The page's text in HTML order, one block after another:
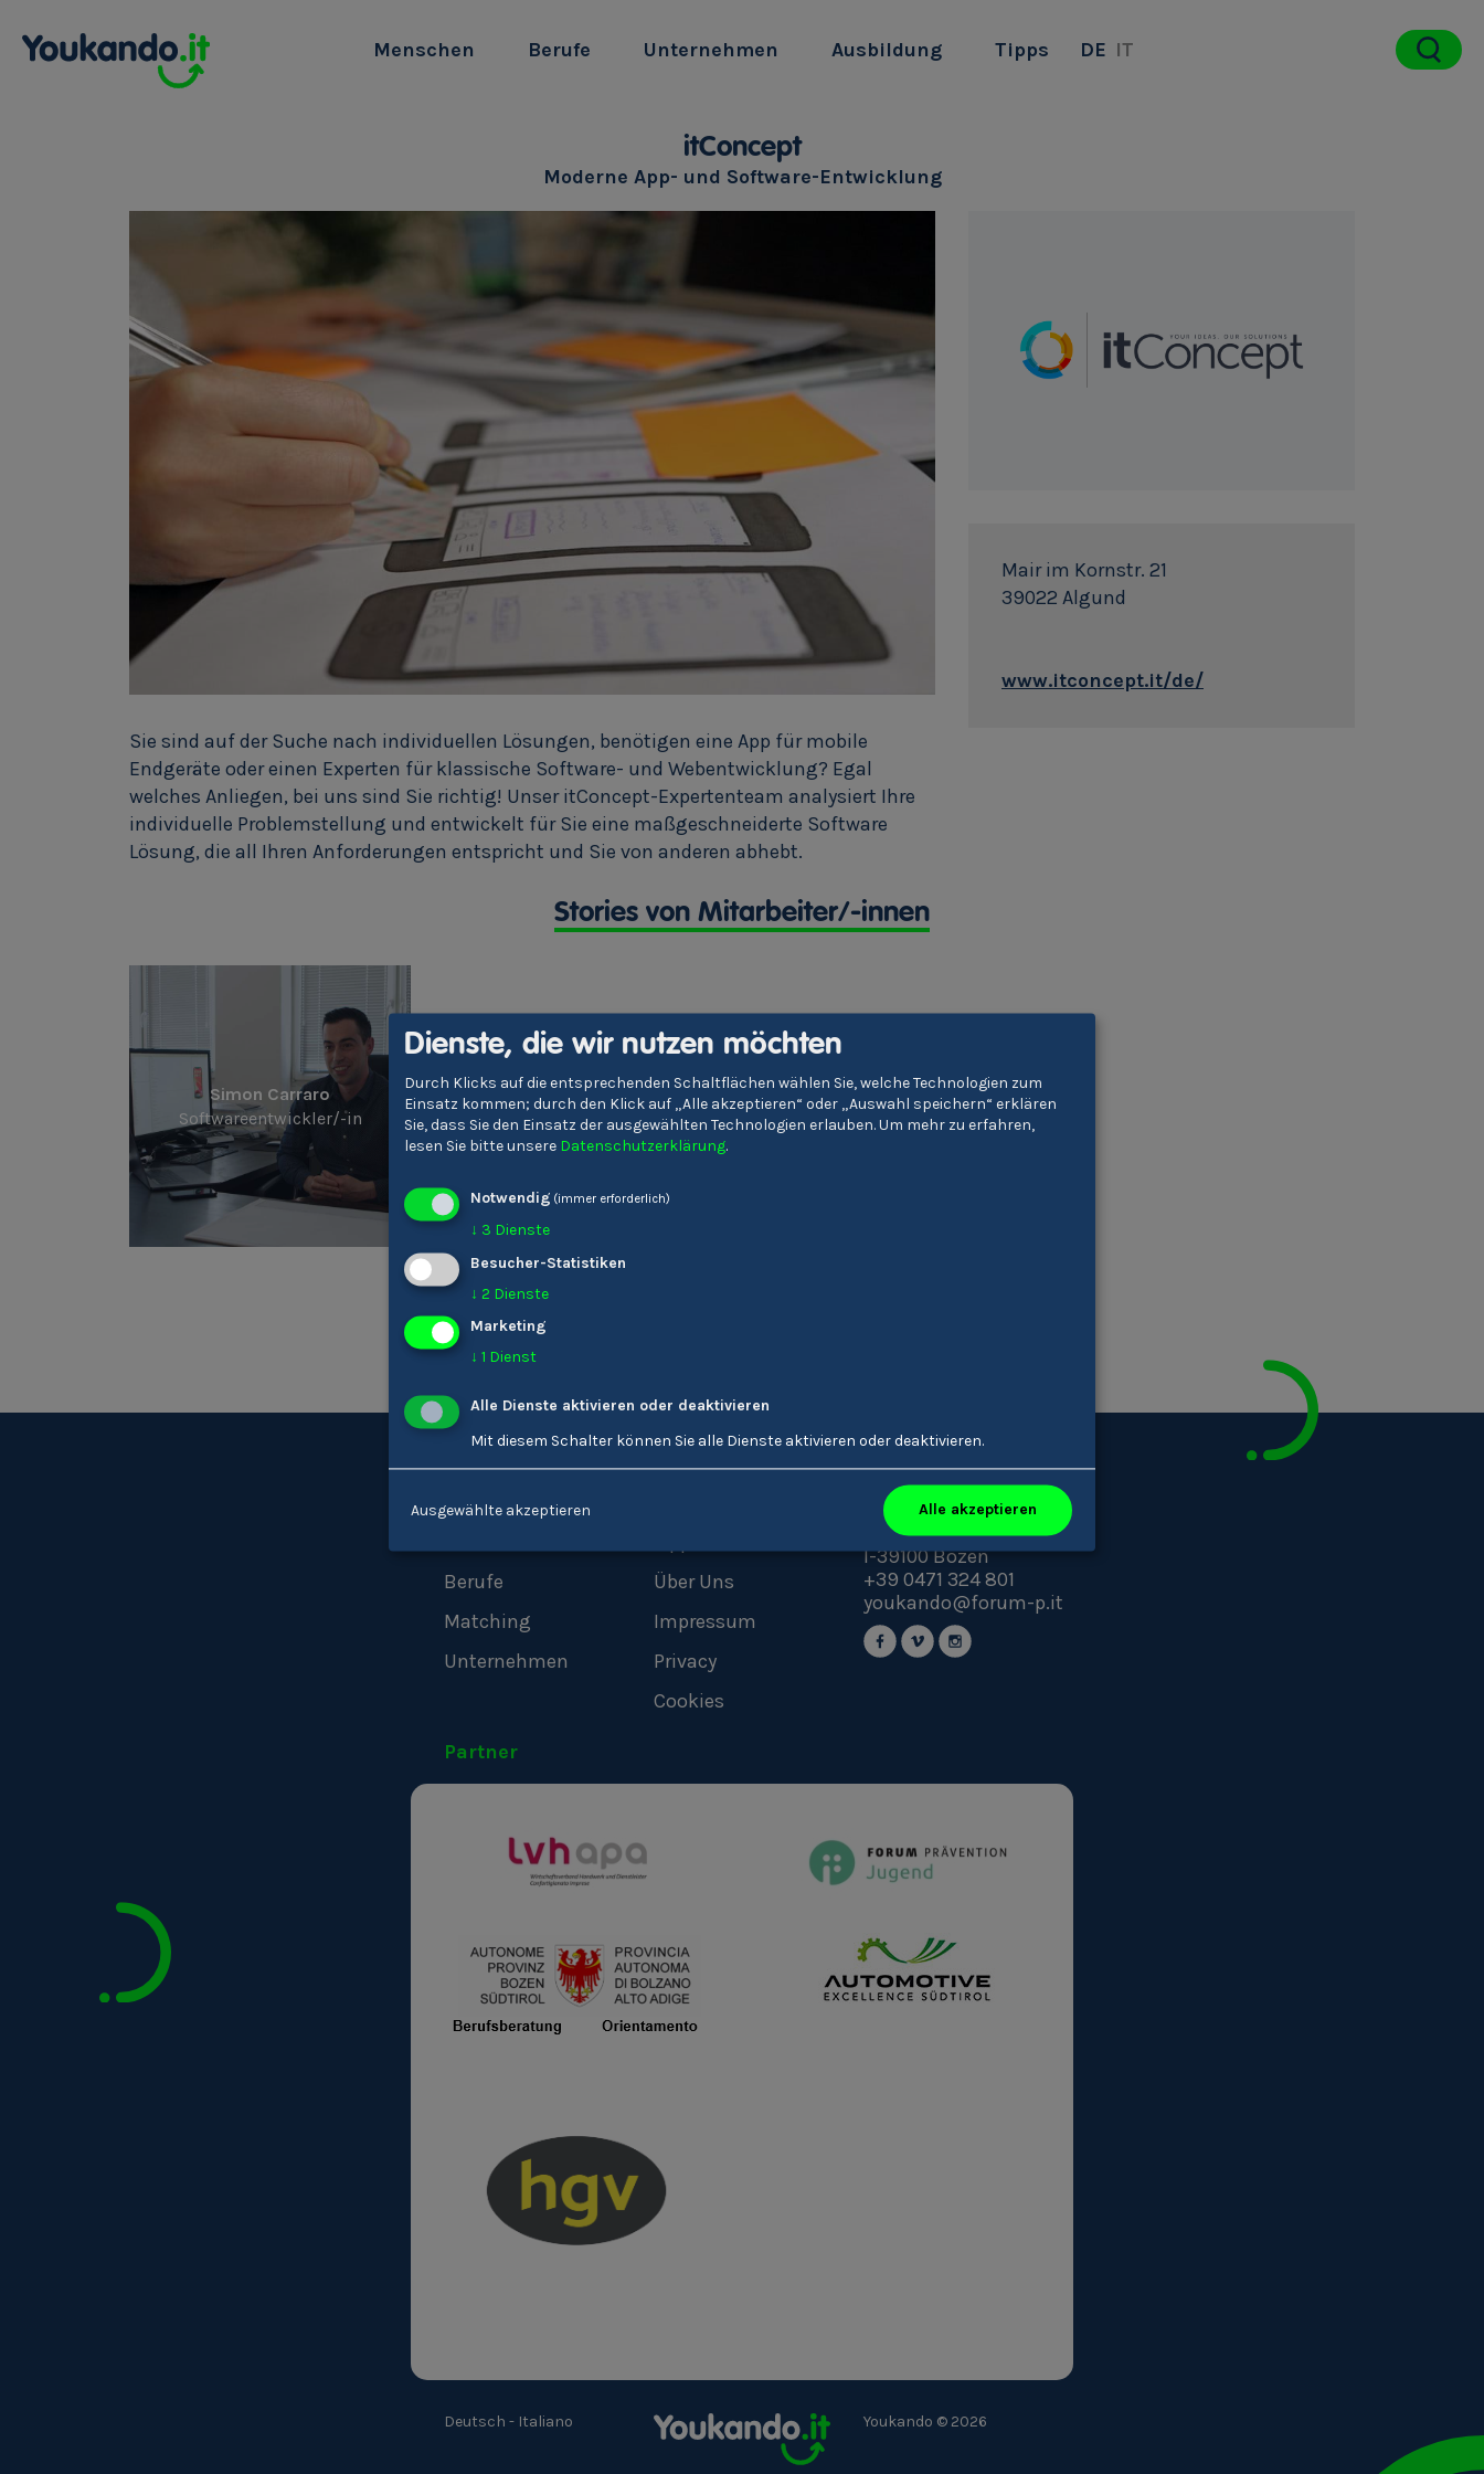
Menschen Berufe Unternehmen Ausbildung Tipps DE IT
itConcept
Moderne App- und Software-Entwicklung
Sie sind auf der Suche nach individuellen Lösungen, benötigen eine App für mobile
Endgeräte oder einen Experten für klassische Software- und Webentwicklung? Egal
welches Anliegen, bei uns sind Sie richtig! Unser itConcept-Expertenteam analysiert Ihre
individuelle Problemstellung und entwickelt für Sie eine maßgeschneiderte Software
Lösung, die all Ihren Anforderungen entspricht und Sie von anderen abhebt.
Mair im Kornstr. 21
39022 Algund
www.itconcept.it/de/
Stories von Mitarbeiter/-innen
Simon Carraro
Softwareentwickler/-in
Berufe
Matching
Unternehmen
Über Uns
Impressum
Privacy
Cookies
Kontakt
Talfergasse 4
I-39100Bozen
+39 0471 324 801
youkando@forum-p.it
Partner
Deutsch - Italiano Youkando © 2026
Dienste, die wir nutzen möchten
Durch Klicks auf die entsprechenden Schaltflächen wählen Sie, welche Technologien zum
Einsatz kommen; durch den Klick auf „Alle akzeptieren“ oder „Auswahl speichern“ erklären
Sie, dass Sie den Einsatz der ausgewählten Technologien erlauben.Um mehr zu erfahren,
lesen Sie bitte unsere Datenschutzerklärung.
Notwendig (immer erforderlich)
↓ 3 Dienste
Besucher-Statistiken
↓ 2 Dienste
Marketing
↓ 1 Dienst
Alle Dienste aktivieren oder deaktivieren
Mit diesem Schalter können Sie alle Dienste aktivieren oder deaktivieren.
Ausgewählte akzeptieren Alle akzeptieren